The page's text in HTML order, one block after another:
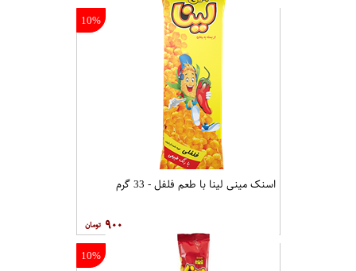
10%
اسنک مینی لینا با طعم فلفل - 33 گرم
۹۰۰
10%